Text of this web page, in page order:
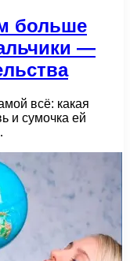
больше
—
всё: какая
и сумочка ей